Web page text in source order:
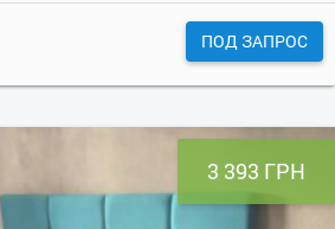
ПОД ЗАПРОС
3 393 ГРН